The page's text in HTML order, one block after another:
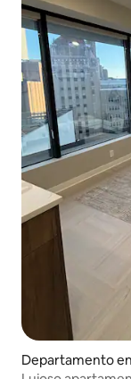
Departamento